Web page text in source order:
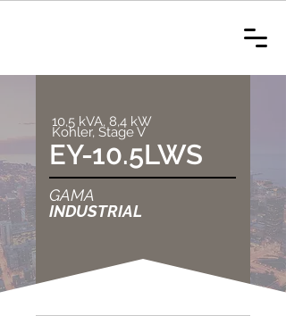
10,5 kVA, 8,4 kW
Kohler, Stage V
EY-10.5LWS
GAMA
INDUSTRIAL